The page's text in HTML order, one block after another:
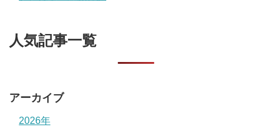
人気記事一覧
アーカイブ
2026年